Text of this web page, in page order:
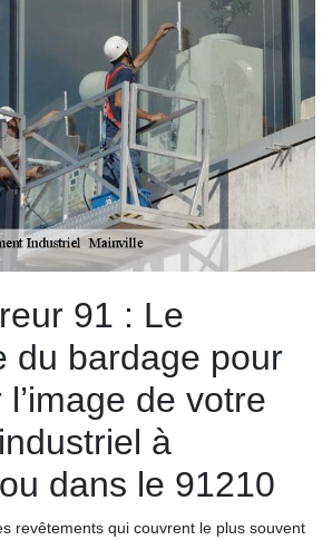
91 : Le
du bardage pour
de votre
à
dans le 91210
revêtements qui couvrent le plus souvent